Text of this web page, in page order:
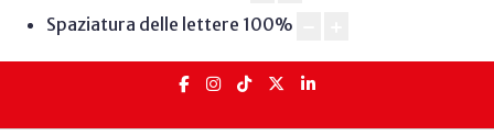
Spaziatura delle lettere 100%